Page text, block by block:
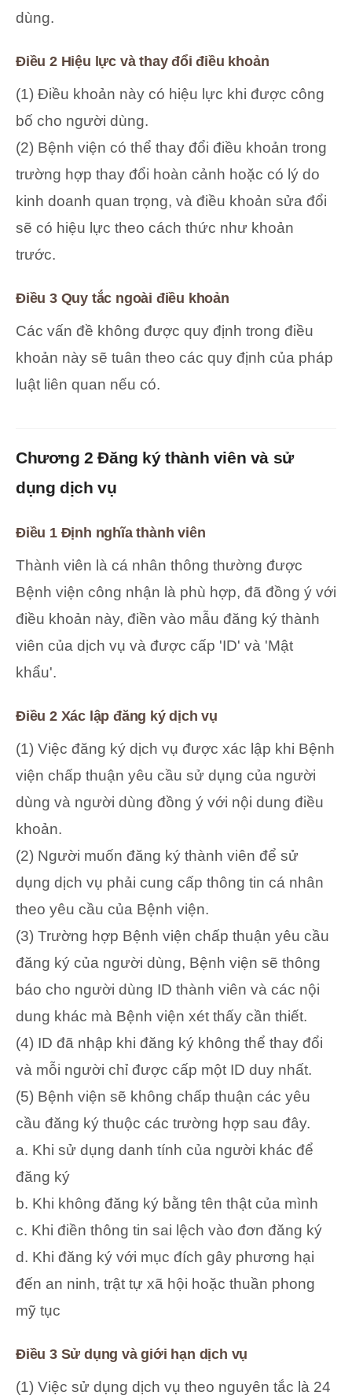
dùng.
Điều 2 Hiệu lực và thay đổi điều khoản
(1) Điều khoản này có hiệu lực khi được công
bố cho người dùng.
(2) Bệnh viện có thể thay đổi điều khoản trong
trường hợp thay đổi hoàn cảnh hoặc có lý do
kinh doanh quan trọng, và điều khoản sửa đổi
sẽ có hiệu lực theo cách thức như khoản
trước.
Điều 3 Quy tắc ngoài điều khoản
Các vấn đề không được quy định trong điều
khoản này sẽ tuân theo các quy định của pháp
luật liên quan nếu có.
Chương 2 Đăng ký thành viên và sử
dụng dịch vụ
Điều 1 Định nghĩa thành viên
Thành viên là cá nhân thông thường được
Bệnh viện công nhận là phù hợp, đã đồng ý với
điều khoản này, điền vào mẫu đăng ký thành
viên của dịch vụ và được cấp 'ID' và 'Mật
khẩu'.
Điều 2 Xác lập đăng ký dịch vụ
(1) Việc đăng ký dịch vụ được xác lập khi Bệnh
viện chấp thuận yêu cầu sử dụng của người
dùng và người dùng đồng ý với nội dung điều
khoản.
(2) Người muốn đăng ký thành viên để sử
dụng dịch vụ phải cung cấp thông tin cá nhân
theo yêu cầu của Bệnh viện.
(3) Trường hợp Bệnh viện chấp thuận yêu cầu
đăng ký của người dùng, Bệnh viện sẽ thông
báo cho người dùng ID thành viên và các nội
dung khác mà Bệnh viện xét thấy cần thiết.
(4) ID đã nhập khi đăng ký không thể thay đổi
và mỗi người chỉ được cấp một ID duy nhất.
(5) Bệnh viện sẽ không chấp thuận các yêu
cầu đăng ký thuộc các trường hợp sau đây.
a. Khi sử dụng danh tính của người khác để
đăng ký
b. Khi không đăng ký bằng tên thật của mình
c. Khi điền thông tin sai lệch vào đơn đăng ký
d. Khi đăng ký với mục đích gây phương hại
đến an ninh, trật tự xã hội hoặc thuần phong
mỹ tục
Điều 3 Sử dụng và giới hạn dịch vụ
(1) Việc sử dụng dịch vụ theo nguyên tắc là 24